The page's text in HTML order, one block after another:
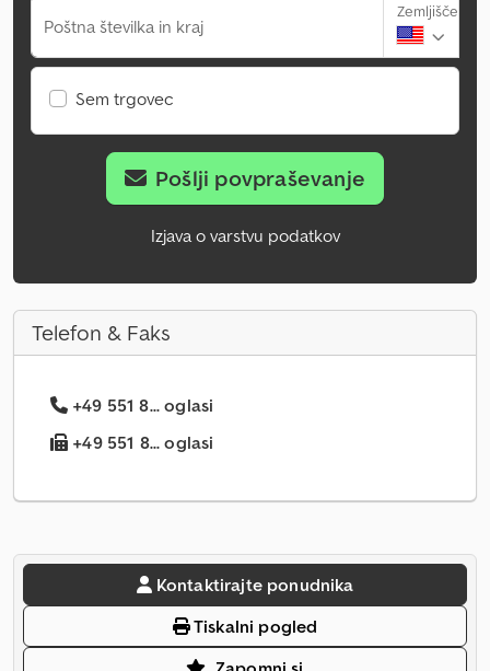
Poštna številka in kraj
Zemljišče
Sem trgovec
Pošlji povpraševanje
Izjava o varstvu podatkov
Telefon & Faks
+49 551 8... oglasi
+49 551 8... oglasi
Kontaktirajte ponudnika
Tiskalni pogled